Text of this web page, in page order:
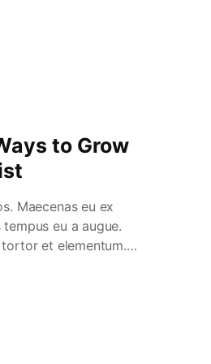
non quam
Proin sed dignissim
to Grow
Maecenas eu ex
eu a augue.
et elementum.
non quam
Proin sed dignissim